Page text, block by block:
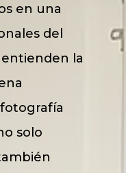
en una
del
la
solo